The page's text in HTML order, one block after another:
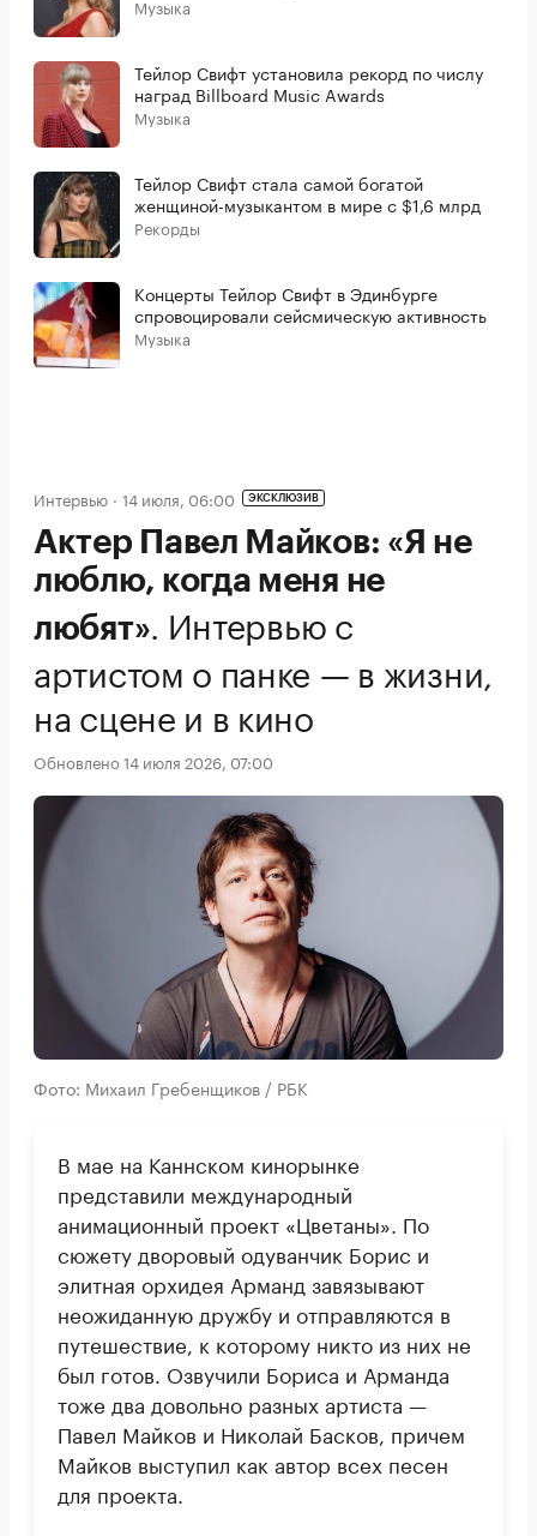
Музыка
Тейлор Свифт установила рекорд по числу
наград Billboard Music Awards
Музыка
Тейлор Свифт стала самой богатой
женщиной-музыкантом в мире с $1,6 млрд
Рекорды
Концерты Тейлор Свифт в Эдинбурге
спровоцировали сейсмическую активность
Музыка
Интервью 14 июля, 06:00 ЭКСКЛЮЗИВ
Актер Павел Майков: «Я не
люблю, когда меня не
любят». Интервью с
артистом о панке — в жизни,
на сцене и в кино
Обновлено 14 июля 2026, 07:00
Фото: Михаил Гребенщиков / РБК
В мае на Каннском кинорынке
представили международный
анимационный проект «Цветаны». По
сюжету дворовый одуванчик Борис и
элитная орхидея Арманд завязывают
неожиданную дружбу и отправляются в
путешествие, к которому никто из них не
был готов. Озвучили Бориса и Арманда
тоже два довольно разных артиста —
Павел Майков и Николай Басков, причем
Майков выступил как автор всех песен
для проекта.